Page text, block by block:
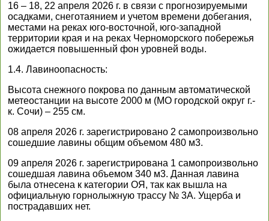
16 – 18, 22 апреля 2026 г. в связи с прогнозируемыми
осадками, снеготаянием и учетом времени добегания,
местами на реках юго-восточной, юго-западной
территории края и на реках Черноморского побережья
ожидается повышенный фон уровней воды.
1.4. Лавиноопасность:
Высота снежного покрова по данным автоматической
метеостанции на высоте 2000 м (МО городской округ г.-
к. Сочи) – 255 см.
08 апреля 2026 г. зарегистрировано 2 самопроизвольно
сошедшие лавины общим объемом 480 м3.
09 апреля 2026 г. зарегистрирована 1 самопроизвольно
сошедшая лавина объемом 340 м3. Данная лавина
была отнесена к категории ОЯ, так как вышла на
официальную горнолыжную трассу № 3А. Ущерба и
пострадавших нет.